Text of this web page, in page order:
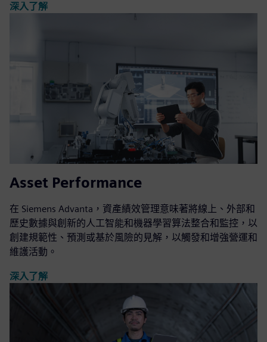
深入了解
Asset Performance
在 Siemens Advanta，資產績效管理意味著將線上、外部和
歷史數據與創新的人工智能和機器學習算法整合和監控，以
創建規範性、預測或基於風險的見解，以觸發和增強營運和
維護活動。
深入了解